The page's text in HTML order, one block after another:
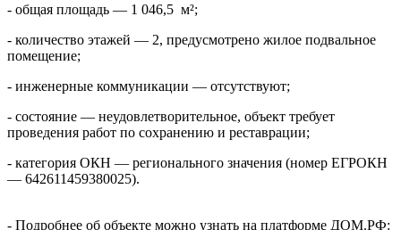
- общая площадь — 1 046,5 м²;
- количество этажей — 2, предусмотрено жилое подвальное
помещение;
- инженерные коммуникации — отсутствуют;
- состояние — неудовлетворительное, объект требует
проведения работ по сохранению и реставрации;
- категория ОКН — регионального значения (номер ЕГРОКН
— 642611459380025).
- Подробнее об объекте можно узнать на платформе ДОМ.РФ: